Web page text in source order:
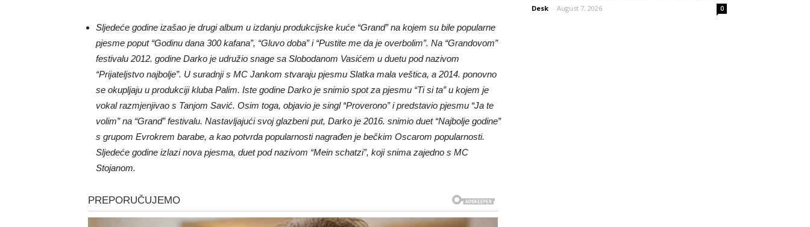
Sljedeće godine izašao je drugi album u izdanju produkcijske kuće “Grand” na kojem su bile popularne
pjesme poput “Godinu dana 300 kafana”, “Gluvo doba” i “Pustite me da je overbolim”. Na “Grandovom”
festivalu 2012. godine Darko je udružio snage sa Slobodanom Vasićem u duetu pod nazivom
“Prijateljstvo najbolje”. U suradnji s MC Jankom stvaraju pjesmu Slatka mala veštica, a 2014. ponovno
se okupljaju u produkciji kluba Palim. Iste godine Darko je snimio spot za pjesmu “Ti si ta” u kojem je
vokal razmjenjivao s Tanjom Savić. Osim toga, objavio je singl “Proverono” i predstavio pjesmu “Ja te
volim” na “Grand” festivalu. Nastavljajući svoj glazbeni put, Darko je 2016. snimio duet “Najbolje godine”
s grupom Evrokrem barabe, a kao potvrda popularnosti nagrađen je bečkim Oscarom popularnosti.
Sljedeće godine izlazi nova pjesma, duet pod nazivom “Mein schatzi”, koji snima zajedno s MC
Stojanom.
Desk - August 7, 2026 0